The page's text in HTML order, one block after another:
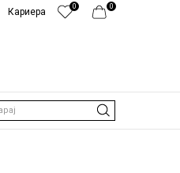
0
0
Кариера